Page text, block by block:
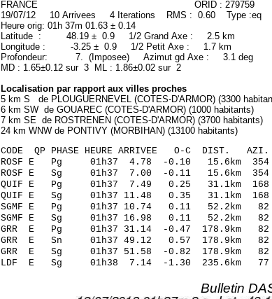
FRANCE ORID : 279759
19/07/12 10 Arrivees 4 Iterations RMS : 0.60 Type :eq
Heure orig: 01h 37m 01.63 ± 0.14
Latitude : 48.19 ± 0.9 1/2 Grand Axe : 2.5 km
Longitude : -3.25 ± 0.9 1/2 Petit Axe : 1.7 km
Profondeur: 7. (Imposee) Azimut gd Axe : 3.1 deg
MD : 1.65±0.12 sur 3 ML : 1.86±0.02 sur 2
Localisation par rapport aux villes proches
5 km S de PLOUGUERNEVEL (COTES-D'ARMOR) (3300
6 km SW de GOUAREC (COTES-D'ARMOR) (1000 habitants)
7 km SE de ROSTRENEN (COTES-D'ARMOR) (3700 habitants)
24 km WNW de PONTIVY (MORBIHAN) (13100 habitants)
CODE QP PHASE HEURE ARRIVEE O-C DIST.
ROSF E Pg 01h37 4.78 -0.10 15.6km 354
ROSF E Sg 01h37 7.00 -0.11
QUIF E Pg 01h37 7.49 0.25 31.1km 168
QUIF E Sg 01h37 11.48 0.35
SGMF E Pg 01h37 10.74 0.11 52.2km 82
SGMF E Sg 01h37 16.98 0.11
GRR E Pg 01h37 31.14 -0.47 178.9km 82
GRR E Sn 01h37 49.12 0.57 178.9km 82
GRR E Sg 01h37 51.58 -0.82
LDF E Sg 01h38 7.14 -1.30 235.6km
Bulletin